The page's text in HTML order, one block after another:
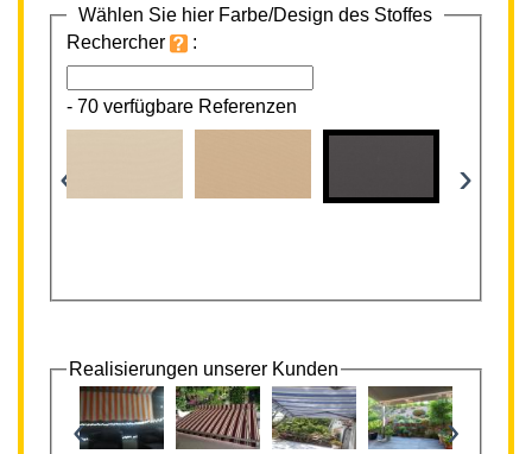
Wählen Sie hier Farbe/Design des Stoffes
Rechercher
:
- 70 verfügbare Referenzen
‹ ›
Realisierungen unserer Kunden
‹ ›